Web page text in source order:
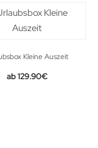
Kleine Auszeit
129.90€